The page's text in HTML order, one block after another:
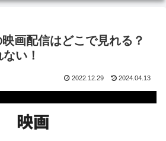
画配信はどこで見れる？
い！
2022.12.29 2024.04.13